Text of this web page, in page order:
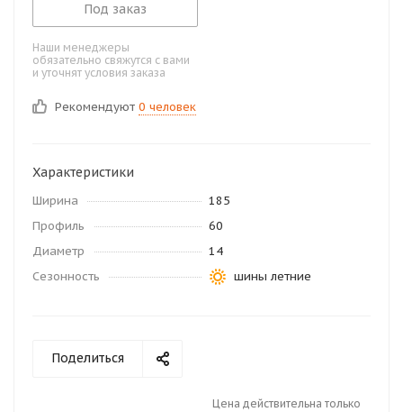
Под заказ
Наши менеджеры
обязательно свяжутся с вами
и уточнят условия заказа
Рекомендуют 0 человек
Характеристики
Ширина
185
Профиль
60
Диаметр
14
Сезонность
шины летние
Поделиться
Цена действительна только